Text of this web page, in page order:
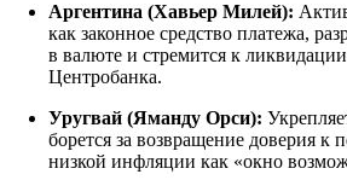
Аргентина (Хавьер Милей):
как законное средство платежа,
в валюте и стремится к
Центробанка.
Уругвай (Яманду Орси):
борется за возвращение доверия к
низкой инфляции как «окно